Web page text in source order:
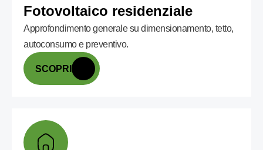
Fotovoltaico residenziale
Approfondimento generale su dimensionamento, tetto,
autoconsumo e preventivo.
SCOPRI